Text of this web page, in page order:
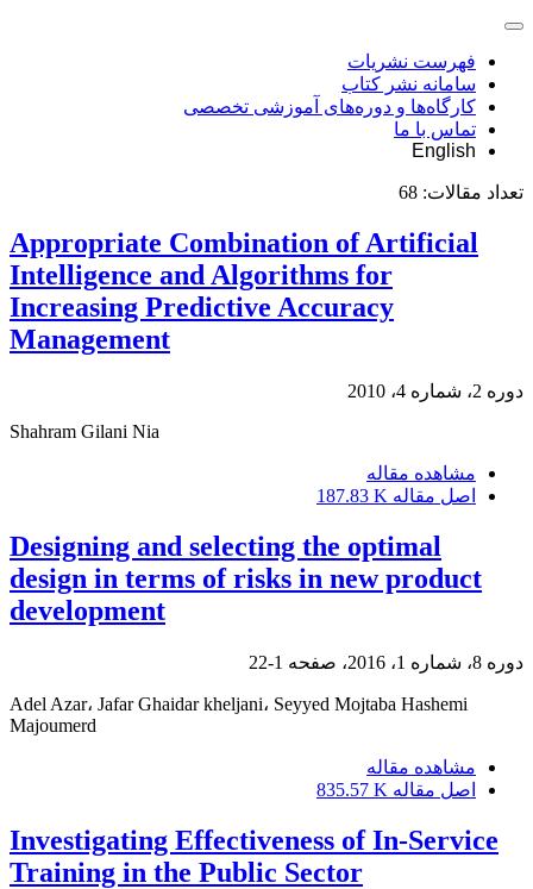
فهرست نشریات
سامانه نشر کتاب
کارگاه‌ها و دوره‌های آموزشی تخصصی
تماس با ما
English
تعداد مقالات: 68
Appropriate Combination of Artificial
Intelligence and Algorithms for
Increasing Predictive Accuracy
Management
دوره 2، شماره 4، 2010
Shahram Gilani Nia
مشاهده مقاله
اصل مقاله 187.83 K
Designing and selecting the optimal
design in terms of risks in new product
development
دوره 8، شماره 1، 2016، صفحه 1-22
Adel Azar، Jafar Ghaidar kheljani، Seyyed Mojtaba Hashemi
Majoumerd
مشاهده مقاله
اصل مقاله 835.57 K
Investigating Effectiveness of In-Service
Training in the Public Sector